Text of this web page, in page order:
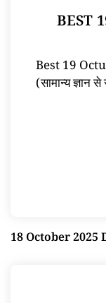
BEST
Best 19
(सामान्य
18 October 2025